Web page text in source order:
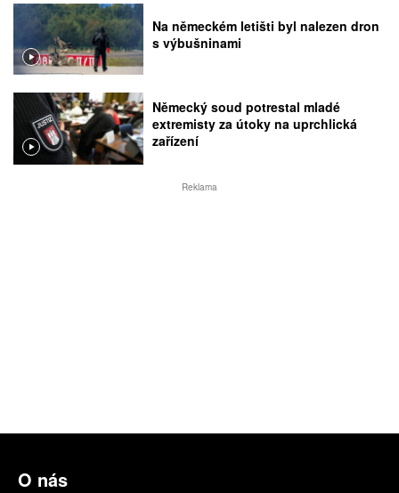
Na německém letišti byl nalezen dron
s výbušninami
Německý soud potrestal mladé
extremisty za útoky na uprchlická
zařízení
Reklama
O nás